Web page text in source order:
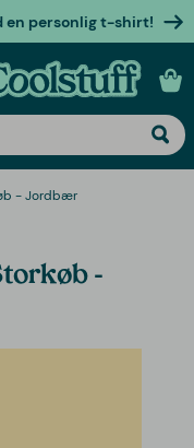
en personlig t-shirt!
gaver
- Jordbær
-